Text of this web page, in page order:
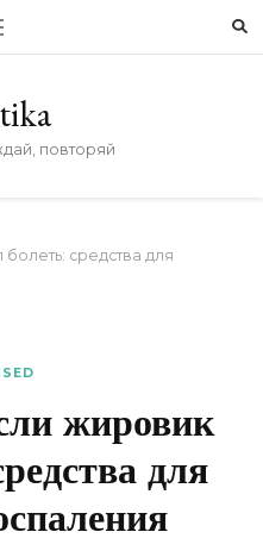
повторяй
болеть: средства для
жировик
для